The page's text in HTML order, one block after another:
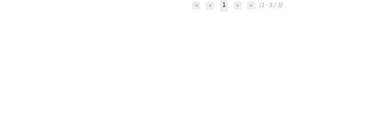
1
(1 - 5 / 5)